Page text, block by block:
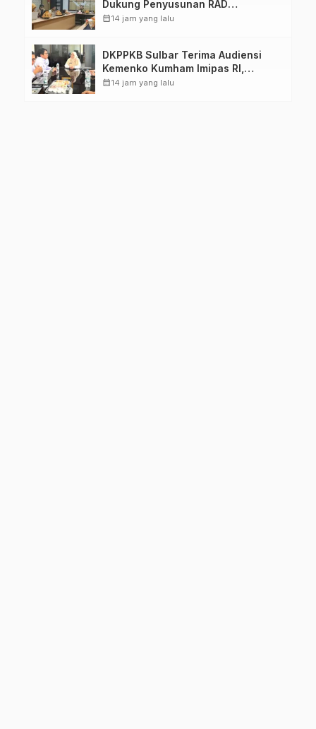
Dukung Penyusunan RAD
TPB/SDGs Sulawesi Barat
calendar_month14 jam yang lalu
DKPPKB Sulbar Terima Audiensi
Kemenko Kumham Imipas RI,
Perkuat Pelayanan Kesehatan bagi
calendar_month14 jam yang lalu